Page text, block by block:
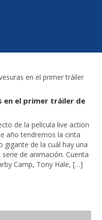
en el primer tráiler de
de la película live action
año tendremos la cinta
de la cuál hay una
de animación. Cuenta
Camp, Tony Hale, […]